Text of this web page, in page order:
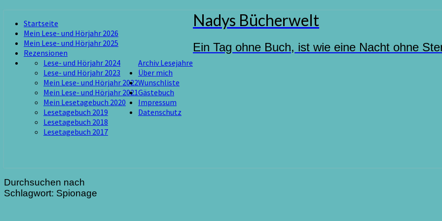
content
Startseite
Mein Lese- und Hörjahr 2026
Mein Lese- und Hörjahr 2025
Rezensionen
Archiv Lesejahre
Lese- und Hörjahr 2024
Lese- und Hörjahr 2023
Mein Lese- und Hörjahr 2022
Mein Lese- und Hörjahr 2021
Mein Lesetagebuch 2020
Lesetagebuch 2019
Lesetagebuch 2018
Lesetagebuch 2017
Über mich
Wunschliste
Gästebuch
Impressum
Datenschutz
Nadys Bücherwelt
Ein Tag ohne Buch, ist wie eine Nacht ohne
Durchsuchen nach
Schlagwort: Spionage